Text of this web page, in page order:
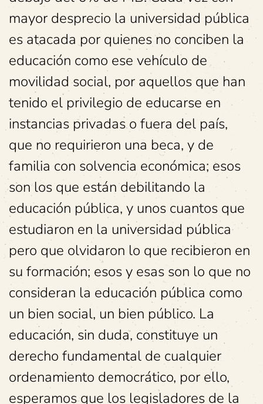
mayor desprecio la universidad pública
es atacada por quienes no conciben la
educación como ese vehículo de
movilidad social, por aquellos que han
tenido el privilegio de educarse en
instancias privadas o fuera del país,
que no requirieron una beca, y de
familia con solvencia económica; esos
son los que están debilitando la
educación pública, y unos cuantos que
estudiaron en la universidad pública
pero que olvidaron lo que recibieron en
su formación; esos y esas son lo que no
consideran la educación pública como
un bien social, un bien público. La
educación, sin duda, constituye un
derecho fundamental de cualquier
ordenamiento democrático, por ello,
esperamos que los legisladores de la